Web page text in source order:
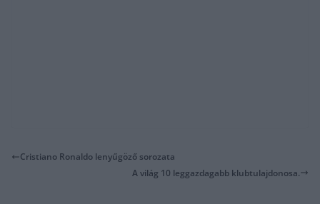
Cristiano Ronaldo lenyűgöző sorozata
A világ 10 leggazdagabb klubtulajdonosa.